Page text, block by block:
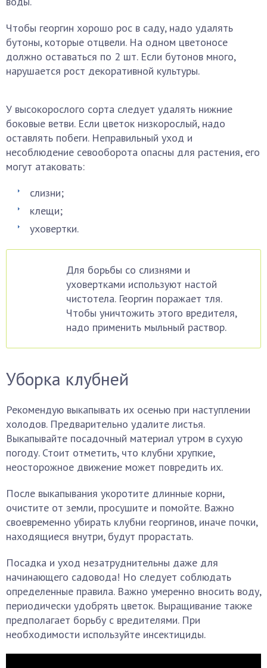
Чтобы георгин хорошо рос в саду, надо удалять
бутоны, которые отцвели. На одном цветоносе
должно оставаться по 2 шт. Если бутонов много,
нарушается рост декоративной культуры.
У высокорослого сорта следует удалять нижние
боковые ветви. Если цветок низкорослый, надо
оставлять побеги. Неправильный уход и
несоблюдение севооборота опасны для растения, его
могут атаковать:
слизни;
клещи;
уховертки.
Для борьбы со слизнями и
уховертками используют настой
чистотела. Георгин поражает тля.
Чтобы уничтожить этого вредителя,
надо применить мыльный раствор.
Уборка клубней
Рекомендую выкапывать их осенью при наступлении
холодов. Предварительно удалите листья.
Выкапывайте посадочный материал утром в сухую
погоду. Стоит отметить, что клубни хрупкие,
неосторожное движение может повредить их.
После выкапывания укоротите длинные корни,
очистите от земли, просушите и помойте. Важно
своевременно убирать клубни георгинов, иначе почки,
находящиеся внутри, будут прорастать.
Посадка и уход незатруднительны даже для
начинающего садовода! Но следует соблюдать
определенные правила. Важно умеренно вносить воду,
периодически удобрять цветок. Выращивание также
предполагает борьбу с вредителями. При
необходимости используйте инсектициды.